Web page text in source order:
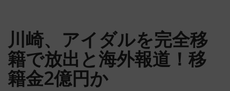
川崎、アイダルを完全移
籍で放出と海外報道！移
籍金2億円か